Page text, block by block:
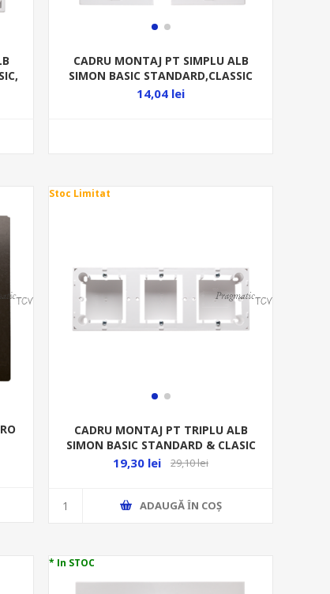
CADRU MONTAJ PT SIMPLU ALB
SIMON BASIC STANDARD,CLASSIC
PSC/11
14,04 lei
Stoc Limitat
CADRU MONTAJ PT TRIPLU ALB
SIMON BASIC STANDARD & CLASIC
MPN3/11
19,30 lei 29,10 lei
ADAUGĂ ȊN COŞ
* In STOC